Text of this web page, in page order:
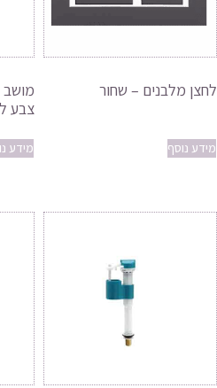
לחצן מלבנים – שחור
מידע נוסף
מושב
צבע
מידע